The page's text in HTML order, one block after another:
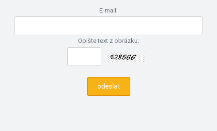
E-mail:
Opište text z obrázku: